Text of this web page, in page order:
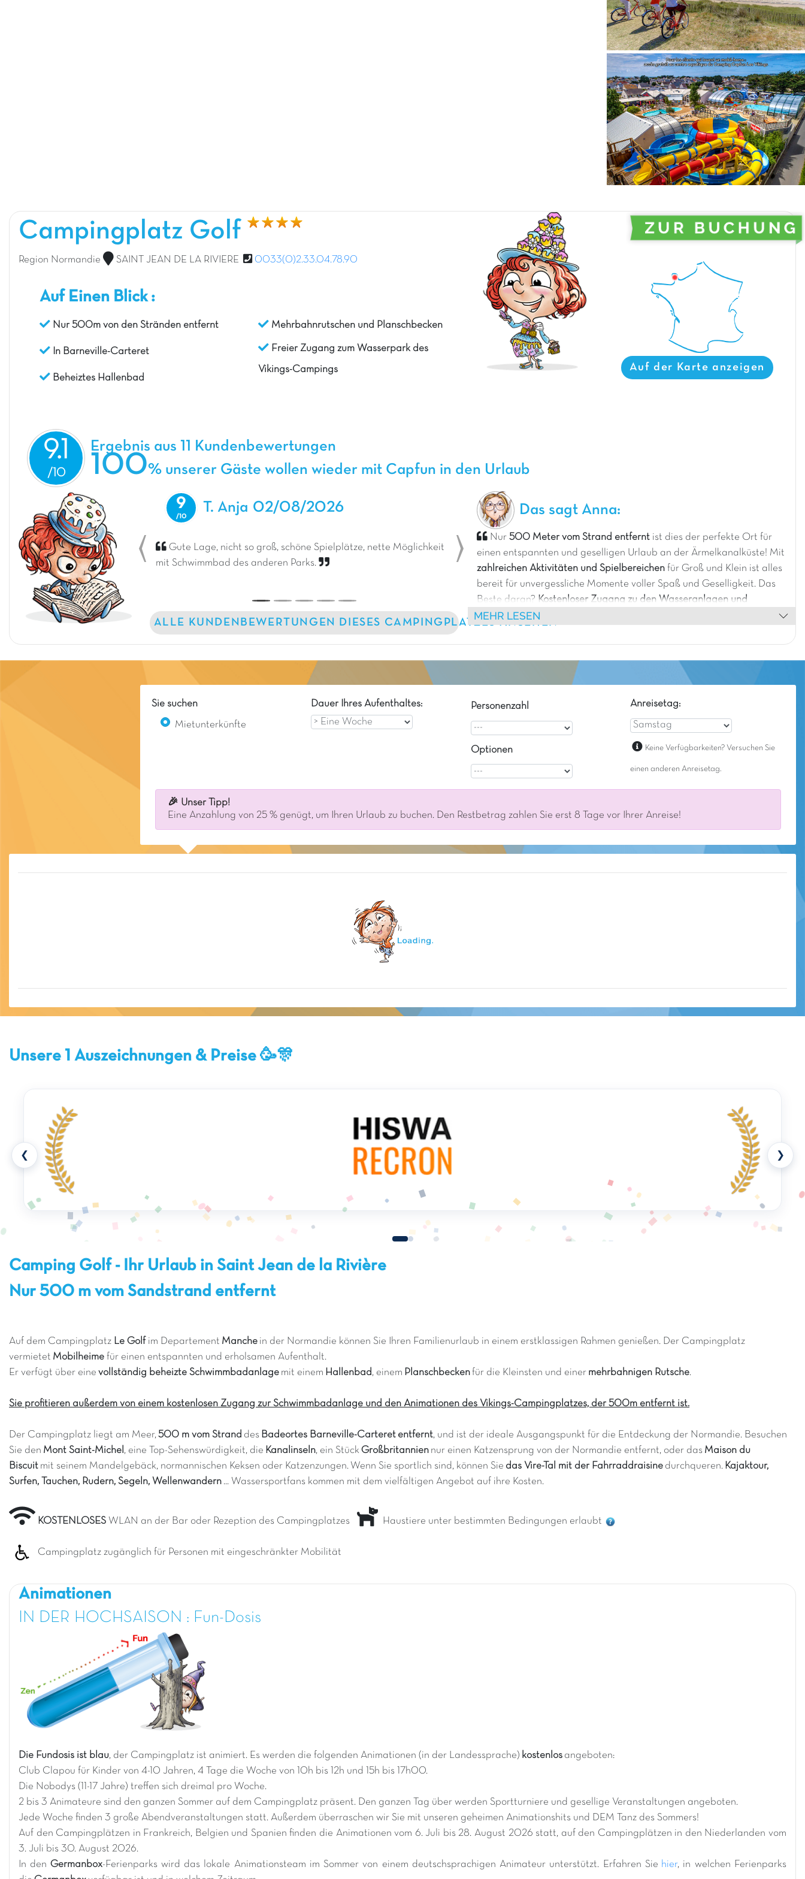
Campingplatz Golf
Region Normandie SAINT JEAN DE LA RIVIERE 0033(0)2.33.04.78.90
Auf Einen Blick :
Nur 500m von den Stränden entfernt
In Barneville-Carteret
Beheiztes Hallenbad
Mehrbahnrutschen und Planschbecken
Freier Zugang zum Wasserpark des
Vikings-Campings Auf der Karte anzeigen
9.1 Ergebnis aus 11 Kundenbewertungen
100% unserer Gäste wollen wieder mit Capfun in den Urlaub
9 T. Anja 02/08/2026
Gute Lage, nicht so groß, schöne Spielplätze, nette Möglichkeit
mit Schwimmbad des anderen Parks.
Previous Next
ALLE KUNDENBEWERTUNGEN DIESES CAMPINGPLATZES ANSEHEN
Das sagt Anna:
Nur500 Meter vom Strand entfernt ist dies der perfekte Ort für
einen entspannten und geselligen Urlaub an der Ärmelkanalküste! Mit
zahlreichen Aktivitäten und Spielbereichen für Groß und Klein ist alles
bereit für unvergessliche Momente voller Spaß und Geselligkeit. Das
Beste daran? Kostenloser Zugang zu den Wasseranlagen und
Animationen des Capfun Camping Les Vikings, nur 500 Meter
Urlaubsvergnügen! 🌊☀️
MEHR LESEN
Sie suchen
Mietunterkünfte
Dauer Ihres Aufenthaltes: Personenzahl
Optionen
Anreisetag:
Keine Verfügbarkeiten? Versuchen Sie
einen anderen Anreisetag.
🎉 Unser Tipp!
Eine Anzahlung von 25 % genügt, um Ihren Urlaub zu buchen. Den Restbetrag zahlen Sie erst 8 Tage vor Ihrer Anreise!
Unsere 1 Auszeichnungen & Preise 🥳🎊
❮ ❯
Camping Golf - Ihr Urlaub in Saint Jean de la Rivière
Nur 500 m vom Sandstrand entfernt
Auf dem Campingplatz Le Golf im Departement Manche in der Normandie können Sie Ihren Familienurlaub in einem erstklassigen Rahmen genießen. Der Campingplatz
vermietet Mobilheime für einen entspannten und erholsamen Aufenthalt.
Er verfügt über eine vollständig beheizte Schwimmbadanlage mit einem Hallenbad, einem Planschbeckenfür die Kleinsten und einer mehrbahnigen Rutsche.
Sie profitieren außerdem von einem kostenlosen Zugang zur Schwimmbadanlage und den Animationen des Vikings-Campingplatzes, der 500m entfernt ist.
Der Campingplatz liegt am Meer,500 m vom Strand des Badeortes Barneville-Carteret entfernt, und ist der ideale Ausgangspunkt für die Entdeckung der Normandie. Besuchen
Sie den Mont Saint-Michel , eine Top-Sehenswürdigkeit, die Kanalinseln, ein Stück Großbritannien nur einen Katzensprung von der Normandie entfernt, oder das Maison du
Biscuit mit seinem Mandelgebäck, normannischen Keksen oder Katzenzungen. Wenn Sie sportlich sind, können Sie das Vire-Tal mit der Fahrraddraisine durchqueren. Kajaktour,
Surfen, Tauchen, Rudern, Segeln, Wellenwandern ... Wassersportfans kommen mit dem vielfältigen Angebot auf ihre Kosten.
KOSTENLOSES WLAN an der Bar oder Rezeption des Campingplatzes Haustiere unter bestimmten Bedingungen erlaubt
Campingplatz zugänglich für Personen mit eingeschränkter Mobilität
Animationen
IN DER HOCHSAISON : Fun-Dosis
Die Fundosis ist blau, der Campingplatz ist animiert. Es werden die folgenden Animationen (in der Landessprache) kostenlos angeboten:
Club Clapou für Kinder von 4-10 Jahren, 4 Tage die Woche von 10h bis 12h und 15h bis 17h00.
Die Nobodys (11-17 Jahre) treffen sich dreimal pro Woche.
2 bis 3 Animateure sind den ganzen Sommer auf dem Campingplatz präsent. Den ganzen Tag über werden Sportturniere und gesellige Veranstaltungen angeboten.
Jede Woche finden 3 große Abendveranstaltungen statt. Außerdem überraschen wir Sie mit unseren geheimen Animationshits und DEM Tanz des Sommers!
Auf den Campingplätzen in Frankreich, Belgien und Spanien finden die Animationen vom 6. Juli bis 28. August 2026 statt, auf den Campingplätzen in den Niederlanden vom
3. Juli bis 30. August 2026.
In den Germanbox-Ferienparks wird das lokale Animationsteam im Sommer von einem deutschsprachigen Animateur unterstützt. Erfahren Sie hier, in welchen Ferienparks